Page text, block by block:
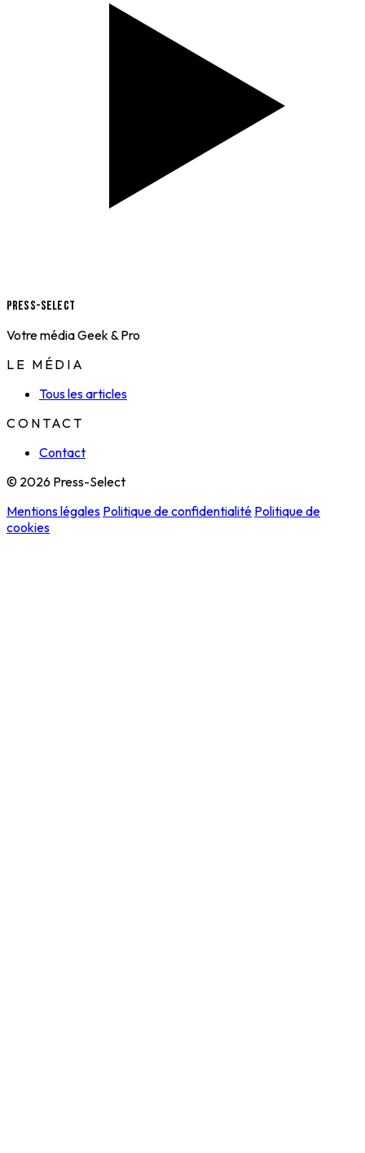
Press-Select
Votre média Geek & Pro
LE MÉDIA
Tous les articles
CONTACT
Contact
© 2026 Press-Select
Mentions légales Politique de confidentialité Politique de
cookies